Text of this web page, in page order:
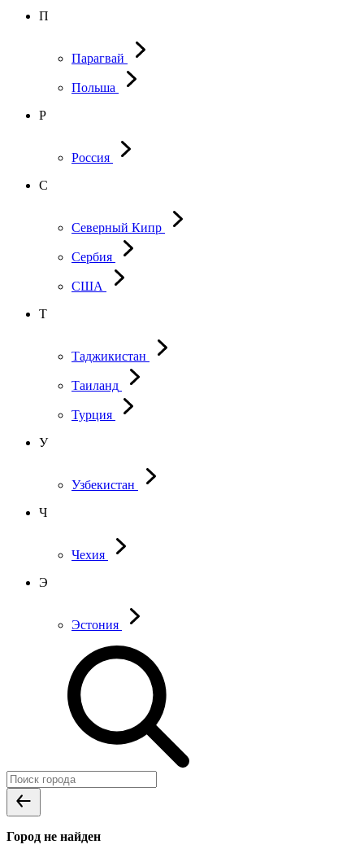
П
Парагвай
Польша
Р
Россия
С
Северный Кипр
Сербия
США
Т
Таджикистан
Таиланд
Турция
У
Узбекистан
Ч
Чехия
Э
Эстония
Город не найден